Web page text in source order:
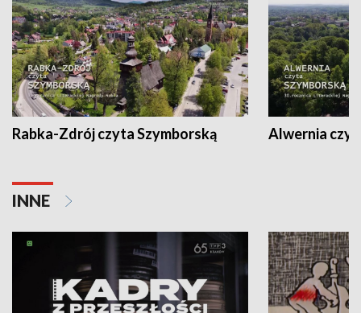
Rabka-Zdrój czyta Szymborską Alwernia
INNE